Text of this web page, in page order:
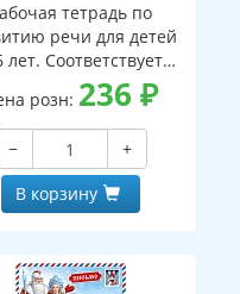
тетрадь по
речи для детей
лет. Соответствует
ДО - 3-е изд. испр.
розн: 236 ₽
−
+
В корзину